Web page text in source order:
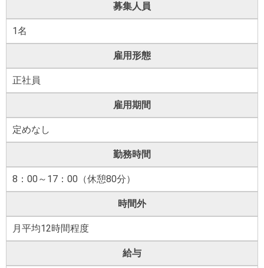
募集人員
1名
雇用形態
正社員
雇用期間
定めなし
勤務時間
8：00～17：00（休憩80分）
時間外
月平均12時間程度
給与